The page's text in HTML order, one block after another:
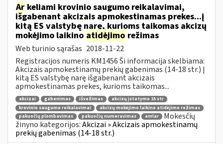
Ar keliami krovinio saugumo reikalavimai,
išgabenant akcizais apmokestinamas prekes...į
kitą ES valstybę narę, kurioms taikomas akcizų
mokėjimo laikino atidėjimo režimas
Web turinio sąrašas 2018-11-22
Registracijos numeris KM1456 Ši informacija skelbiama:
Akcizais apmokestinamų prekių gabenimas (14-18 str.) Į
kitą ES valstybę narę išgabenant akcizais
apmokestinamas prekes, kurioms taikomas...
akcizai gabenimas išvežimas
akcizų įstatymo 15 str
krovinio saugumo reikalavimai
akcizų mokėjimo laikino atidėjimo režimas
pakuočių plombavimas
pakuočių numeravimas amlar
Mokesčių
žinyno kategorijos:Akcizai » Akcizais apmokestinamų
prekių gabenimas (14-18 str.)